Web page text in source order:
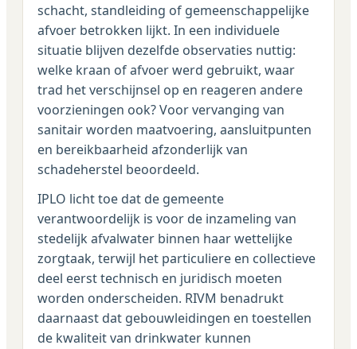
schacht, standleiding of gemeenschappelijke
afvoer betrokken lijkt. In een individuele
situatie blijven dezelfde observaties nuttig:
welke kraan of afvoer werd gebruikt, waar
trad het verschijnsel op en reageren andere
voorzieningen ook? Voor vervanging van
sanitair worden maatvoering, aansluitpunten
en bereikbaarheid afzonderlijk van
schadeherstel beoordeeld.
IPLO licht toe dat de gemeente
verantwoordelijk is voor de inzameling van
stedelijk afvalwater binnen haar wettelijke
zorgtaak, terwijl het particuliere en collectieve
deel eerst technisch en juridisch moeten
worden onderscheiden. RIVM benadrukt
daarnaast dat gebouwleidingen en toestellen
de kwaliteit van drinkwater kunnen